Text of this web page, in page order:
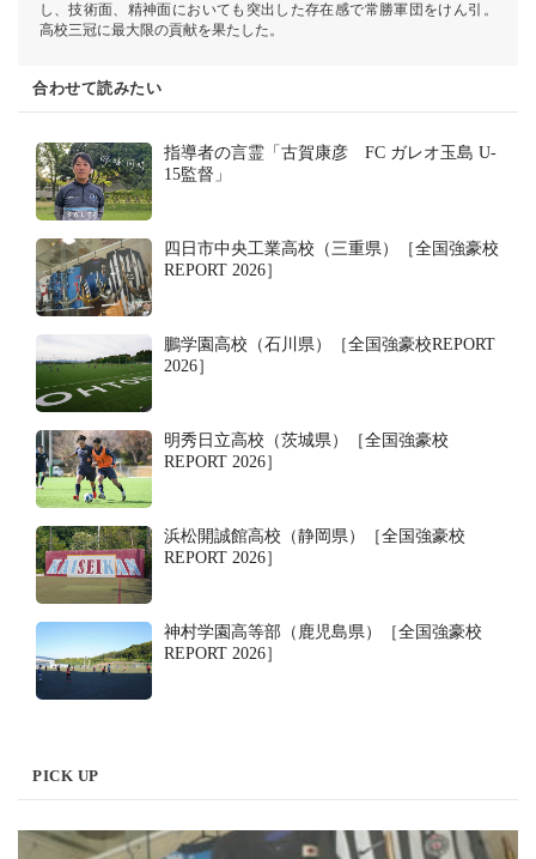
し、技術面、精神面においても突出した存在感で常勝軍団をけん引。
高校三冠に最大限の貢献を果たした。
合わせて読みたい
指導者の言霊「古賀康彦 FC ガレオ玉島 U-
15監督」
四日市中央工業高校（三重県）［全国強豪校
REPORT 2026］
鵬学園高校（石川県）［全国強豪校REPORT
2026］
明秀日立高校（茨城県）［全国強豪校
REPORT 2026］
浜松開誠館高校（静岡県）［全国強豪校
REPORT 2026］
神村学園高等部（鹿児島県）［全国強豪校
REPORT 2026］
PICK UP